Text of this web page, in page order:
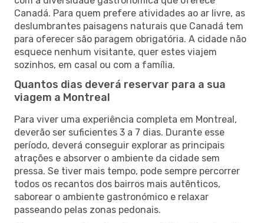
Canadá. Para quem prefere atividades ao ar livre, as
deslumbrantes paisagens naturais que Canadá tem
para oferecer são paragem obrigatória. A cidade não
esquece nenhum visitante, quer estes viajem
sozinhos, em casal ou com a família.
Quantos dias deverá reservar para a sua
viagem a Montreal
Para viver uma experiência completa em Montreal,
deverão ser suficientes 3 a 7 dias. Durante esse
período, deverá conseguir explorar as principais
atrações e absorver o ambiente da cidade sem
pressa. Se tiver mais tempo, pode sempre percorrer
todos os recantos dos bairros mais autênticos,
saborear o ambiente gastronómico e relaxar
passeando pelas zonas pedonais.